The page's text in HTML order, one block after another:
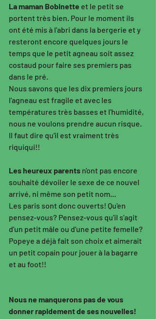
La maman Bobinette et le petit se
portent très bien. Pour le moment ils
ont été mis à l'abri dans la bergerie et y
resteront encore quelques jours le
temps que le petit agneau soit assez
costaud pour faire ses premiers pas
dans le pré.
Nous savons que les dix premiers jours
l'agneau est fragile et avec les
températures très basses et l'humidité,
nous ne voulons prendre aucun risque.
Il faut dire qu'il est vraiment très
riquiqui!!
Les heureux parents n'ont pas encore
souhaité dévoiler le sexe de ce nouvel
arrivé, ni même son petit nom...
Les paris sont donc ouverts! Qu'en
pensez-vous? Pensez-vous qu'il s'agit
d'un petit mâle ou d'une petite femelle?
Popeye a déjà fait son choix et aimerait
un petit copain pour jouer à la bagarre
et au foot!!
Nous ne manquerons pas de vous
donner rapidement de ses nouvelles!